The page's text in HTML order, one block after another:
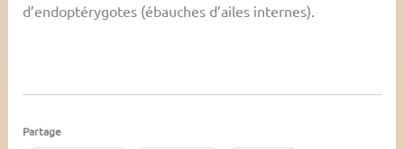
d’endoptérygotes (ébauches d’ailes internes).
Partage